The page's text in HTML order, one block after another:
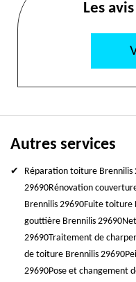
Les
Autres services
Réparation toiture Brennilis
29690Rénovation
Brennilis 29690Fuite toiture
gouttière Brennilis 29690
29690Traitement de
de toiture Brennilis 29690
29690Pose et changement